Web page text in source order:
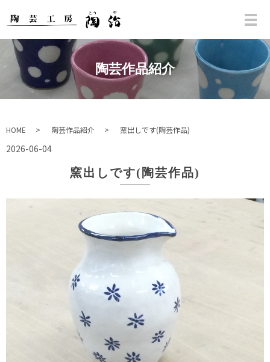
陶芸作品紹介
HOME 陶芸作品紹介 窯出しです(陶芸作品)
2026-06-04
窯出しです(陶芸作品)